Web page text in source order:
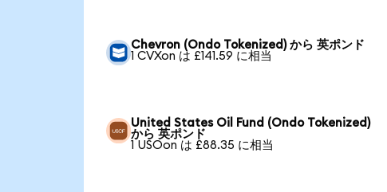
Chevron (Ondo Tokenized) から 英ポンド
1 CVXon は £141.59 に相当
United States Oil Fund (Ondo Tokenized)
から 英ポンド
1 USOon は £88.35 に相当